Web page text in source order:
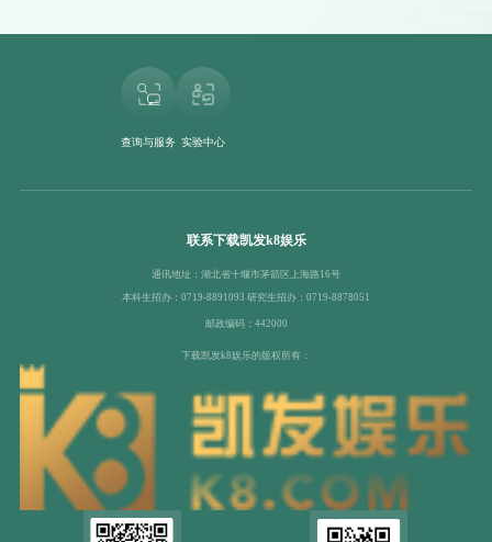
查询与服务 实验中心
联系下载凯发k8娱乐
通讯地址：湖北省十堰市茅箭区上海路16号
本科生招办：0719-8891093 研究生招办：0719-8878051
邮政编码：442000
下载凯发k8娱乐的版权所有：